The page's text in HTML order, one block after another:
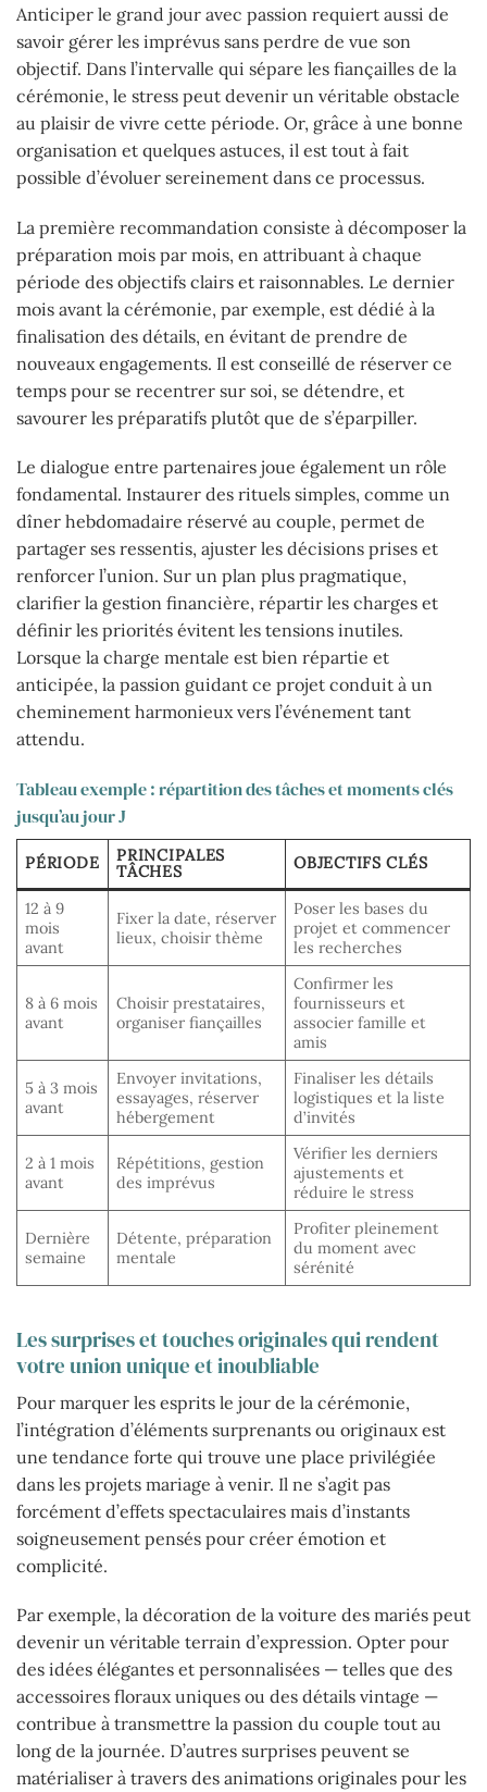
Anticiper le grand jour avec passion requiert aussi de
savoir gérer les imprévus sans perdre de vue son
objectif. Dans l’intervalle qui sépare les fiançailles de la
cérémonie, le stress peut devenir un véritable obstacle
au plaisir de vivre cette période. Or, grâce à une bonne
organisation et quelques astuces, il est tout à fait
possible d’évoluer sereinement dans ce processus.
La première recommandation consiste à décomposer la
préparation mois par mois, en attribuant à chaque
période des objectifs clairs et raisonnables. Le dernier
mois avant la cérémonie, par exemple, est dédié à la
finalisation des détails, en évitant de prendre de
nouveaux engagements. Il est conseillé de réserver ce
temps pour se recentrer sur soi, se détendre, et
savourer les préparatifs plutôt que de s’éparpiller.
Le dialogue entre partenaires joue également un rôle
fondamental. Instaurer des rituels simples, comme un
dîner hebdomadaire réservé au couple, permet de
partager ses ressentis, ajuster les décisions prises et
renforcer l’union. Sur un plan plus pragmatique,
clarifier la gestion financière, répartir les charges et
définir les priorités évitent les tensions inutiles.
Lorsque la charge mentale est bien répartie et
anticipée, la passion guidant ce projet conduit à un
cheminement harmonieux vers l’événement tant
attendu.
Tableau exemple : répartition des tâches et moments clés
jusqu’au jour J
PÉRIODE
PRINCIPALES
TÂCHES
OBJECTIFS CLÉS
12 à 9
mois
avant
Fixer la date, réserver
lieux, choisir thème
Poser les bases du
projet et commencer
les recherches
8 à 6 mois
avant
Choisir prestataires,
organiser fiançailles
Confirmer les
fournisseurs et
associer famille et
amis
5 à 3 mois
avant
Envoyer invitations,
essayages, réserver
hébergement
Finaliser les détails
logistiques et la liste
d’invités
2 à 1 mois
avant
Répétitions, gestion
des imprévus
Vérifier les derniers
ajustements et
réduire le stress
Dernière
semaine
Détente, préparation
mentale
Profiter pleinement
du moment avec
sérénité
Les surprises et touches originales qui rendent
votre union unique et inoubliable
Pour marquer les esprits le jour de la cérémonie,
l’intégration d’éléments surprenants ou originaux est
une tendance forte qui trouve une place privilégiée
dans les projets mariage à venir. Il ne s’agit pas
forcément d’effets spectaculaires mais d’instants
soigneusement pensés pour créer émotion et
complicité.
Par exemple, la décoration de la voiture des mariés peut
devenir un véritable terrain d’expression. Opter pour
des idées élégantes et personnalisées — telles que des
accessoires floraux uniques ou des détails vintage —
contribue à transmettre la passion du couple tout au
long de la journée. D’autres surprises peuvent se
matérialiser à travers des animations originales pour les